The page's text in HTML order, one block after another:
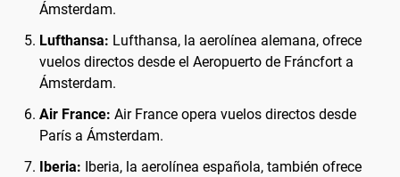
Ámsterdam.
Lufthansa: Lufthansa, la aerolínea alemana, ofrece
vuelos directos desde el Aeropuerto de Fráncfort a
Ámsterdam.
Air France: Air France opera vuelos directos desde
París a Ámsterdam.
Iberia: Iberia, la aerolínea española, también ofrece